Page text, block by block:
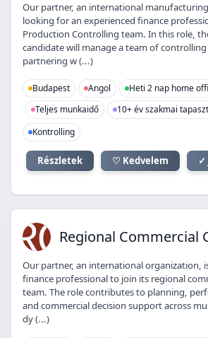
Our partner, an international
looking for an experienced finance
Production Controlling team. In this role,
candidate will manage a team of
partnering w (...)
Budapest Angol
Heti 2 nap home
Teljes munkaidő
10+ év szakmai
Kontrolling
Részletek ♡ Kedvelem ✓
RCRegional Commercial
Our partner, an international organization,
finance professional to join its regional
team. The role contributes to planning,
and commercial decision support across
dy (...)